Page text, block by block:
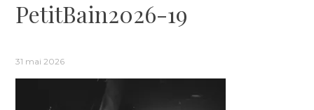
PetitBain2026-19
31 mai 2026